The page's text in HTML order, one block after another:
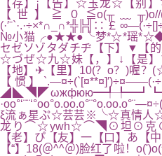
【存】¡【告】☆玉龙☆【别
【世】≧０≦o(╥﹏╥)o//(ㄒ
(·′ˉ`·.·÷×*∩_∩*╬╠╣∷￡
№小猫╭●★★●╰梦*☆*瑶*☆◆
セゼソゾタダチヂ【下】▼【
☆づぜ☆九☆妹【，】↓【是】
【地】✈【里】10(？o？)喔
【惯】
◢◣◥◤ωжфюю━╃╄━┛┗┓┏
ξ流ぁ星ぷ☆芸芸※╰☆真情人
龙り⌒☆ywh☆⌒◥⊙坦⊙克⊙◤
【老】ぴ【友】一【口】あ
【“】18(＠^^＠)脸红了啦！